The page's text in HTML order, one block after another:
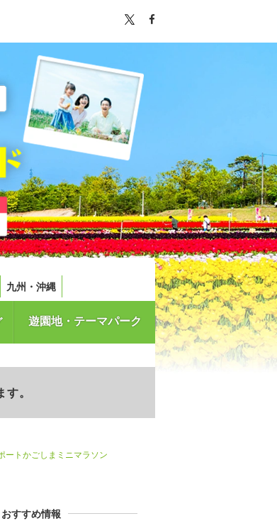
九州・沖縄
遊園地・テーマパーク
。
ートかごしまミニマラソン
おすすめ情報